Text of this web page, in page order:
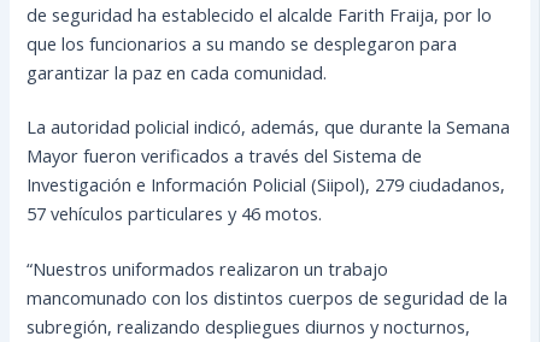
de seguridad ha establecido el alcalde Farith Fraija, por lo
que los funcionarios a su mando se desplegaron para
garantizar la paz en cada comunidad.
La autoridad policial indicó, además, que durante la Semana
Mayor fueron verificados a través del Sistema de
Investigación e Información Policial (Siipol), 279 ciudadanos,
57 vehículos particulares y 46 motos.
“Nuestros uniformados realizaron un trabajo
mancomunado con los distintos cuerpos de seguridad de la
subregión, realizando despliegues diurnos y nocturnos,